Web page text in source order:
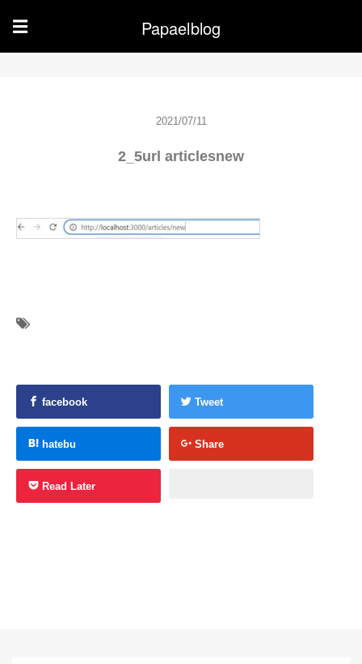
☰ Papaelblog
2021/07/11
2_5url articlesnew
facebook Tweet
hatebu Share
Read Later